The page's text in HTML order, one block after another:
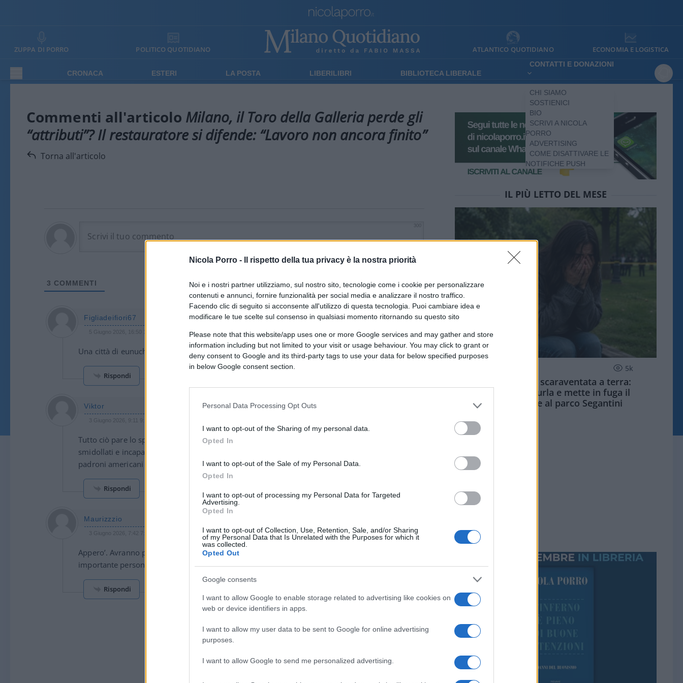
Nicola Porro - Il rispetto della tua privacy è la nostra priorità
Noi e i nostri partner utilizziamo, sul nostro sito, tecnologie come i cookie per personalizzare
contenuti e annunci, fornire funzionalità per social media e analizzare il nostro traffico.
Facendo clic di seguito si acconsente all'utilizzo di questa tecnologia. Puoi cambiare idea e
modificare le tue scelte sul consenso in qualsiasi momento ritornando su questo sito
Please note that this website/app uses one or more Google services and may gather and store
information including but not limited to your visit or usage behaviour. You may click to grant or
deny consent to Google and its third-party tags to use your data for below specified purposes
in below Google consent section.
Personal Data Processing Opt Outs
I want to opt-out of the Sharing of my personal data.
Opted In
I want to opt-out of the Sale of my Personal Data.
Opted In
I want to opt-out of processing my Personal Data for Targeted
Advertising.
Opted In
I want to opt-out of Collection, Use, Retention, Sale, and/or Sharing
of my Personal Data that Is Unrelated with the Purposes for which it
was collected.
Opted Out
Google consents
I want to allow Google to enable storage related to advertising like cookies on
web or device identifiers in apps.
I want to allow my user data to be sent to Google for online advertising
purposes.
I want to allow Google to send me personalized advertising.
ZUPPA DI PORRO POLITICO QUOTIDIANO ATLANTICO QUOTIDIANO ECONOMIA E LOGISTICA
CRONACA ESTERI LA POSTA LIBERILIBRI BIBLIOTECA LIBERALE
CONTATTI E DONAZIONI
CHI SIAMO
SOSTIENICI
BIO
SCRIVI A NICOLA
PORRO
ADVERTISING
COME DISATTIVARE LE
NOTIFICHE PUSH
Commenti all'articolo Milano, il Toro della Galleria perde gli
“attributi”? Il restauratore si difende: “Lavoro non ancora finito”
Torna all'articolo
3 COMMENTI
Figliadeifiori67
5 Giugno 2026, 16:50 16:50
Una città di eunuchi, pallidi e tremanti, perfettamente rappresentata dal mosaico. Fine
Rispondi
Viktor
3 Giugno 2026, 9:11 9:11
Tutto ciò pare lo specchio di una nazione, l’Italia, che ha perso gli attributi quando vedo certi
smidollati e incapaci come Antonio Tajani, Matteo Salvini, Giorgia Meloni, che piegandosi ai loro
padroni americani e israeliani e in ultimis ai voleri delle élite globaliste fanno soffrire il popolo!
Rispondi
Maurizzzio
3 Giugno 2026, 7:42 7:42
Appero’. Avranno pensato che, in analogia all’angioletto romano, il toro somigliasse a qualche
importante personaggio cittadino e hanno quindi deciso di cambiargli faccia ?
Rispondi
IL PIÙ LETTO DEL MESE
5k
Palpeggiata e scaraventata a terra:
studentessa urla e mette in fuga il
violentatore al parco Segantini